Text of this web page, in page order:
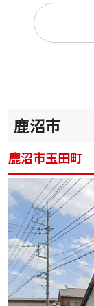
鹿沼市
鹿沼市玉田町